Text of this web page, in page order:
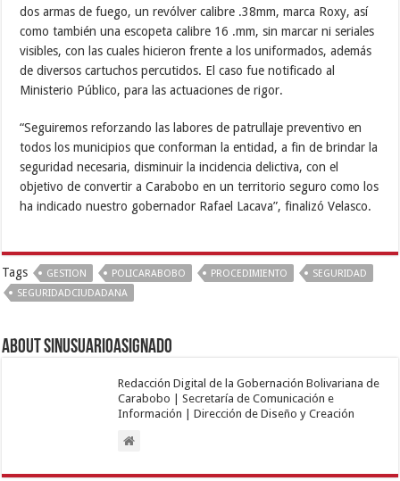
dos armas de fuego, un revólver calibre .38mm, marca Roxy, así
como también una escopeta calibre 16 .mm, sin marcar ni seriales
visibles, con las cuales hicieron frente a los uniformados, además
de diversos cartuchos percutidos. El caso fue notificado al
Ministerio Público, para las actuaciones de rigor.
“Seguiremos reforzando las labores de patrullaje preventivo en
todos los municipios que conforman la entidad, a fin de brindar la
seguridad necesaria, disminuir la incidencia delictiva, con el
objetivo de convertir a Carabobo en un territorio seguro como los
ha indicado nuestro gobernador Rafael Lacava”, finalizó Velasco.
Tags GESTION POLICARABOBO PROCEDIMIENTO
SEGURIDAD
SEGURIDADCIUDADANA
About sinusuarioasignado
Redacción Digital de la Gobernación Bolivariana de
Carabobo | Secretaría de Comunicación e
Información | Dirección de Diseño y Creación